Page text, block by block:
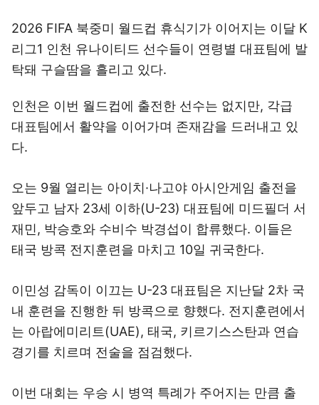
2026 FIFA 북중미 월드컵 휴식기가 이어지는 이달 K
리그1 인천 유나이티드 선수들이 연령별 대표팀에 발
탁돼 구슬땀을 흘리고 있다.
인천은 이번 월드컵에 출전한 선수는 없지만, 각급
대표팀에서 활약을 이어가며 존재감을 드러내고 있
다.
오는 9월 열리는 아이치·나고야 아시안게임 출전을
앞두고 남자 23세 이하(U-23) 대표팀에 미드필더 서
재민, 박승호와 수비수 박경섭이 합류했다. 이들은
태국 방콕 전지훈련을 마치고 10일 귀국한다.
이민성 감독이 이끄는 U-23 대표팀은 지난달 2차 국
내 훈련을 진행한 뒤 방콕으로 향했다. 전지훈련에서
는 아랍에미리트(UAE), 태국, 키르기스스탄과 연습
경기를 치르며 전술을 점검했다.
이번 대회는 우승 시 병역 특례가 주어지는 만큼 출